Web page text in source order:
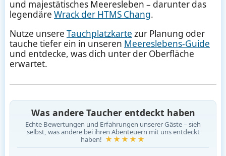
und majestätisches Meeresleben – darunter das
legendäre Wrack der HTMS Chang.
Nutze unsere Tauchplatzkarte zur Planung oder
tauche tiefer ein in unseren Meereslebens-Guide
und entdecke, was dich unter der Oberfläche
erwartet.
Was andere Taucher entdeckt haben
Echte Bewertungen und Erfahrungen unserer Gäste – sieh
selbst, was andere bei ihren Abenteuern mit uns entdeckt
haben! ★★★★★